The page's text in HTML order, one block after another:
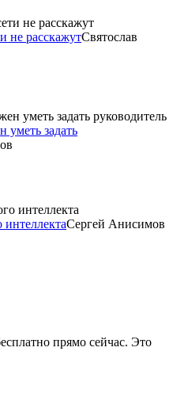
не расскажутСвятослав
уметь задать
Сергей Анисимов
прямо сейчас. Это